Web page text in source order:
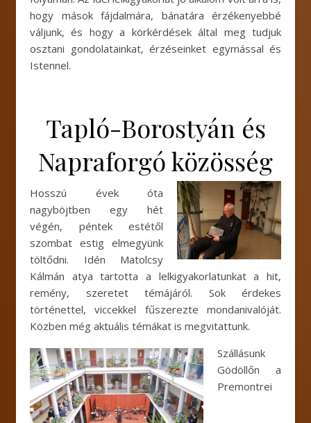
hogy mások fájdalmára, bánatára érzékenyebbé
váljunk, és hogy a körkérdések által meg tudjuk
osztani gondolatainkat, érzéseinket egymással és
Istennel.
Tapló-Borostyán és
Napraforgó közösség
Hosszú évek óta
nagyböjtben egy hét
végén, péntek estétől
szombat estig elmegyünk
töltődni. Idén Matolcsy
Kálmán atya tartotta a lelkigyakorlatunkat a hit,
remény, szeretet témájáról. Sok érdekes
történettel, viccekkel fűszerezte mondanivalóját.
Közben még aktuális témákat is megvitattunk.
Szállásunk
Gödöllőn a
Premontrei